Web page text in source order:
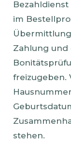
im
Zahlung und
freizugeben.
stehen.